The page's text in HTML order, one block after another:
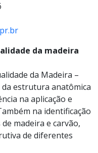
da madeira
da Madeira –
da estrutura anatômica
na aplicação e
na identificação
madeira e carvão,
de diferentes